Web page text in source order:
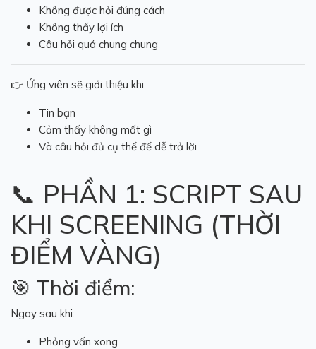
Không được hỏi đúng cách
Không thấy lợi ích
Câu hỏi quá chung chung
👉 Ứng viên sẽ giới thiệu khi:
Tin bạn
Cảm thấy không mất gì
Và câu hỏi đủ cụ thể để dễ trả lời
📞 PHẦN 1: SCRIPT SAU
KHI SCREENING (THỜI
ĐIỂM VÀNG)
🎯 Thời điểm:
Ngay sau khi:
Phỏng vấn xong